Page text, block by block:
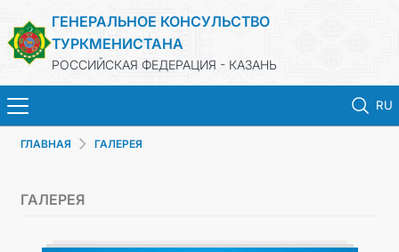
ГЕНЕРАЛЬНОЕ КОНСУЛЬСТВО
ТУРКМЕНИСТАНА
РОССИЙСКАЯ ФЕДЕРАЦИЯ - КАЗАНЬ
RU
КОНСУЛЬСКИЕ УСЛУГИ
ГЛАВНАЯ ГАЛЕРЕЯ
ГАЛЕРЕЯ